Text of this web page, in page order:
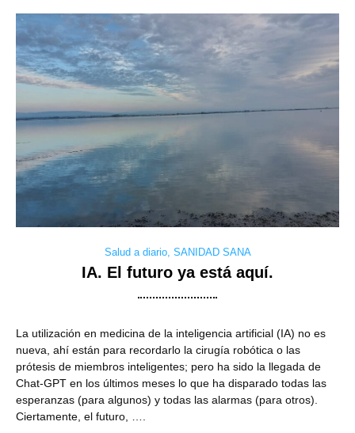
Salud a diario, SANIDAD SANA
IA. El futuro ya está aquí.
La utilización en medicina de la inteligencia artificial (IA) no es
nueva, ahí están para recordarlo la cirugía robótica o las
prótesis de miembros inteligentes; pero ha sido la llegada de
Chat-GPT en los últimos meses lo que ha disparado todas las
esperanzas (para algunos) y todas las alarmas (para otros).
Ciertamente, el futuro, ….